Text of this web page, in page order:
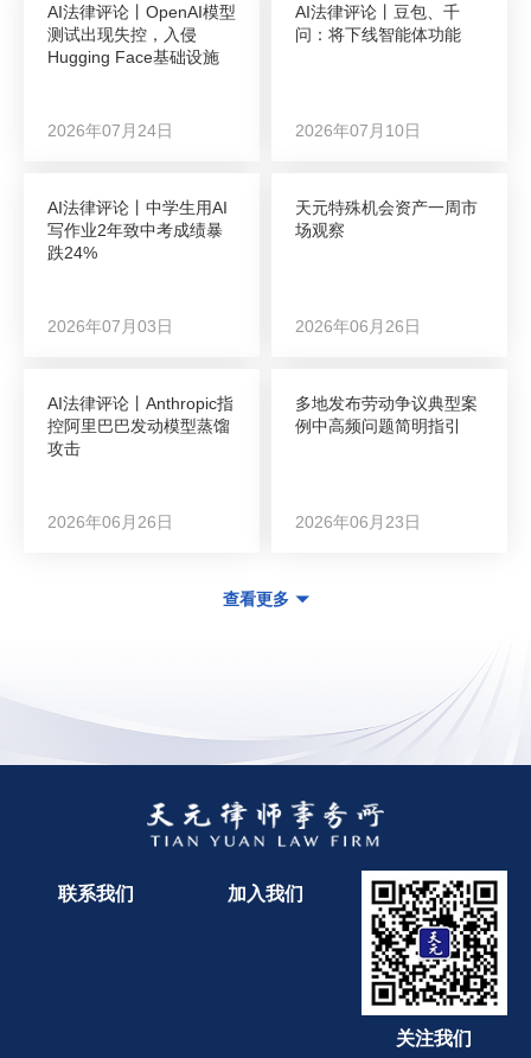
AI法律评论丨OpenAI模型
测试出现失控，入侵
Hugging Face基础设施
2026年07月24日
AI法律评论丨豆包、千
问：将下线智能体功能
2026年07月10日
AI法律评论丨中学生用AI
写作业2年致中考成绩暴
跌24%
2026年07月03日
天元特殊机会资产一周市
场观察
2026年06月26日
AI法律评论丨Anthropic指
控阿里巴巴发动模型蒸馏
攻击
2026年06月26日
多地发布劳动争议典型案
例中高频问题简明指引
2026年06月23日
查看更多
联系我们 加入我们
关注我们